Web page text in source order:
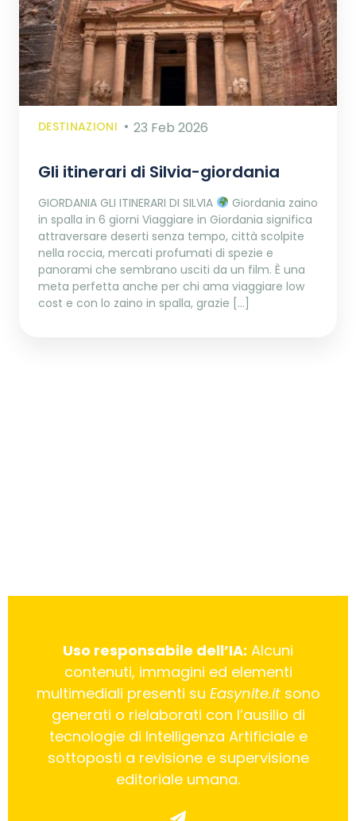
DESTINAZIONI 23 Feb 2026
Gli itinerari di Silvia-giordania
GIORDANIA GLI ITINERARI DI SILVIA
Giordania zaino
in spalla in 6 giorni Viaggiare in Giordania significa
attraversare deserti senza tempo, città scolpite
nella roccia, mercati profumati di spezie e
panorami che sembrano usciti da un film. È una
meta perfetta anche per chi ama viaggiare low
cost e con lo zaino in spalla, grazie […]
Uso responsabile dell’IA: Alcuni
contenuti, immagini ed elementi
multimediali presenti su Easynite.itsono
generati o rielaborati con l’ausilio di
tecnologie di Intelligenza Artificiale e
sottoposti a revisione e supervisione
editoriale umana.